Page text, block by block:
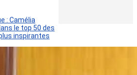
: Camélia
le top 50 des
inspirantes